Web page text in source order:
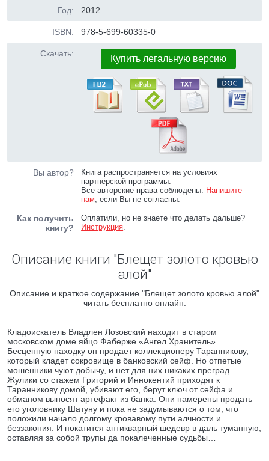
Год: 2012
ISBN: 978-5-699-60335-0
Скачать: Купить легальную версию
Вы автор?
Книга распространяется на условиях
партнёрской программы.
Все авторские права соблюдены. Напишите
нам, если Вы не согласны.
Как получить
книгу?
Оплатили, но не знаете что делать дальше?
Инструкция.
Описание книги "Блещет золото кровью
алой"
Описание и краткое содержание "Блещет золото кровью алой"
читать бесплатно онлайн.
Кладоискатель Владлен Лозовский находит в старом
московском доме яйцо Фаберже «Ангел Хранитель».
Бесценную находку он продает коллекционеру Таранникову,
который кладет сокровище в банковский сейф. Но отпетые
мошенники чуют добычу, и нет для них никаких преград.
Жулики со стажем Григорий и Иннокентий приходят к
Таранникову домой, убивают его, берут ключ от сейфа и
обманом выносят артефакт из банка. Они намерены продать
его уголовнику Шатуну и пока не задумываются о том, что
положили начало долгому кровавому пути алчности и
беззакония. И покатится антикварный шедевр в даль туманную,
оставляя за собой трупы да покалеченные судьбы…